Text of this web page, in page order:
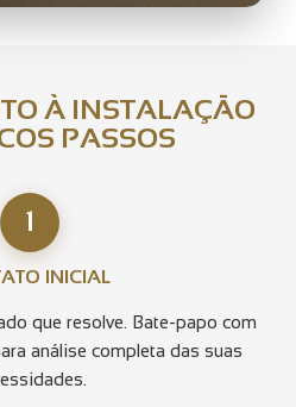
À INSTALAÇÃO
PASSOS
1
INICIAL
que resolve. Bate-papo com
análise completa das suas